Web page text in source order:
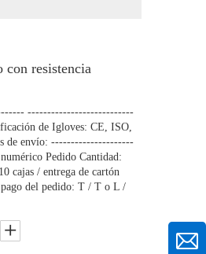
con resistencia
---------------------------
de Igloves: CE, ISO,
de envío: ---------------------
Pedido Cantidad:
cajas / entrega de cartón
del pedido: T / T o L /